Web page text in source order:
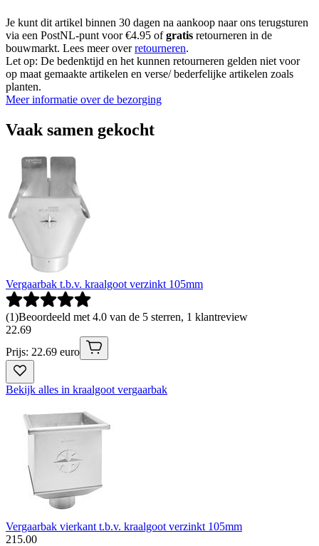
Je kunt dit artikel binnen 30 dagen na aankoop naar ons terugsturen
via een PostNL-punt voor €4.95 ofgratis retourneren in de
bouwmarkt. Lees meer overretourneren.
Let op: De bedenktijd en het kunnen retourneren gelden niet voor
op maat gemaakte artikelen en verse/ bederfelijke artikelen zoals
planten.
Meer informatie over de bezorging
Vaak samen gekocht
Vergaarbak t.b.v. kraalgoot verzinkt 105mm
(1)Beoordeeld met 4.0 van de 5 sterren, 1 klantreview
22.69
Prijs: 22.69 euro
Bekijk alles in kraalgoot vergaarbak
Vergaarbak vierkant t.b.v. kraalgoot verzinkt 105mm
215.00